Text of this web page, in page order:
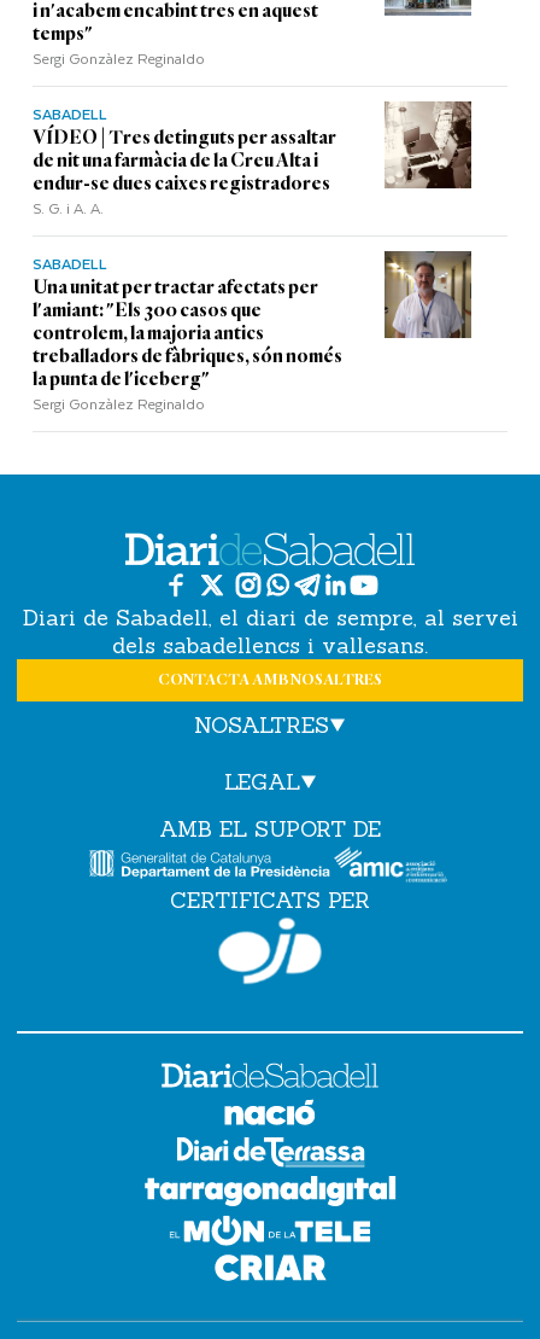
i n'acabem encabint tres en aquest
temps"
Sergi Gonzàlez Reginaldo
SABADELL
VÍDEO | Tres detinguts per assaltar
de nit una farmàcia de la Creu Alta i
endur-se dues caixes registradores
S. G. i A. A.
SABADELL
Una unitat per tractar afectats per
l'amiant: "Els 300 casos que
controlem, la majoria antics
treballadors de fàbriques, són només
la punta de l'iceberg"
Sergi Gonzàlez Reginaldo
Diari de Sabadell, el diari de sempre, al servei
dels sabadellencs i vallesans.
CONTACTA AMB NOSALTRES
NOSALTRES
LEGAL
AMB EL SUPORT DE
CERTIFICATS PER